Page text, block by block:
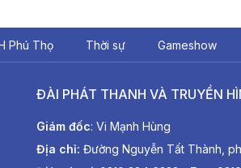
Phú Thọ Thời sự Gameshow
ĐÀI PHÁT THANH VÀ TRUYỀN
Giám đốc: Vi Mạnh Hùng
Địa chỉ: Đường Nguyễn Tất Thành,